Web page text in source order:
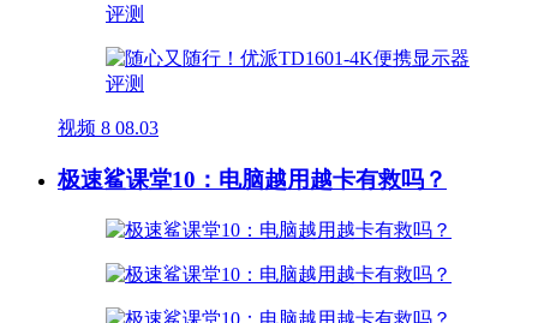
视频 8 08.03
极速鲨课堂10：电脑越用越卡有救吗？